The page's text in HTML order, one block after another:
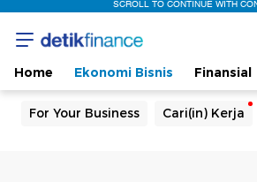
SCROLL TO CONTINUE WITH
Home Ekonomi Bisnis Finansial
For Your Business Cari(in) Kerja